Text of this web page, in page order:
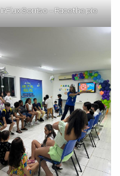
inFlux Sorriso – Face the pie